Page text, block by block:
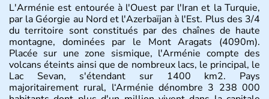
L'Arménie est entourée à l'Ouest par l'Iran et la Turquie,
par la Géorgie au Nord et l'Azerbaïjan à l'Est. Plus des 3/4
du territoire sont constitués par des chaînes de haute
montagne, dominées par le Mont Aragats (4090m).
Placée sur une zone sismique, l'Arménie compte des
volcans éteints ainsi que de nombreux lacs, le principal, le
Lac Sevan, s'étendant sur 1400 km2. Pays
majoritairement rural, l‘Arménie dénombre 3 238 000